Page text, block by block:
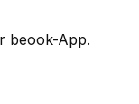
beook-App.